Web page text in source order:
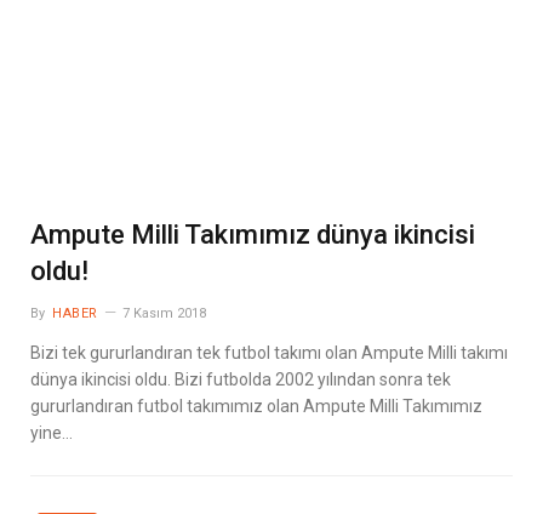
Ampute Milli Takımımız dünya ikincisi
oldu!
By HABER 7 Kasım 2018
Bizi tek gururlandıran tek futbol takımı olan Ampute Milli takımı
dünya ikincisi oldu. Bizi futbolda 2002 yılından sonra tek
gururlandıran futbol takımımız olan Ampute Milli Takımımız
yine…